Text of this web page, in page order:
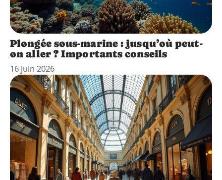
Plongée sous-marine : jusqu’où peut-
on aller ? Importants conseils
16 juin 2026